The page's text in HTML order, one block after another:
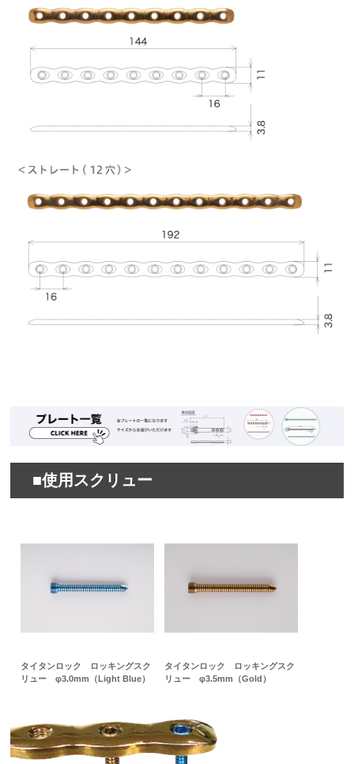
■使用スクリュー
タイタンロック ロッキングスク
リュー φ3.0mm（Light Blue）
タイタンロック ロッキングスク
リュー φ3.5mm（Gold）